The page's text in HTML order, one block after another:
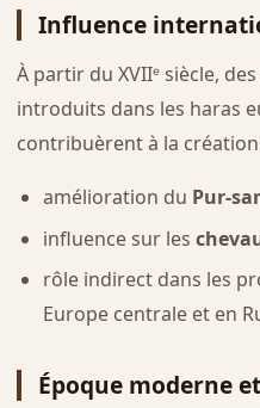
Influence
À partir du XVIIᵉ siècle,
introduits dans les haras
contribuèrent à la
amélioration du Pur-
influence sur les
rôle indirect dans les
Europe centrale et en
Époque moderne